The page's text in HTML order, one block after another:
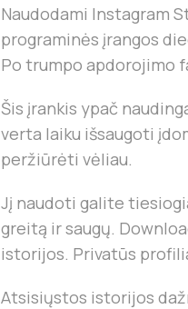
Naudodami Instagram
programinės įrangos
Po trumpo apdorojimo
Šis įrankis ypač
verta laiku išsaugoti
peržiūrėti vėliau.
Jį naudoti galite
greitą ir saugų.
istorijos. Privatūs
Atsisiųstos istorijos